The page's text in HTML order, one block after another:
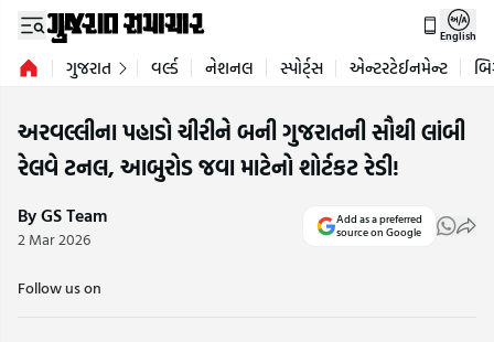
English
ગુજરાત વર્લ્ડ નેશનલ સ્પોર્ટ્સ એન્ટરટેઈનમેન્ટ
અરવલ્લીના પહાડો ચીરીને બની ગુજરાતની સૌથી લાંબી
રેલવે ટનલ, આબુરોડ જવા માટેનો શોર્ટકટ રેડી!
By GS Team
2 Mar 2026
Add as a preferred
source on Google
Follow us on